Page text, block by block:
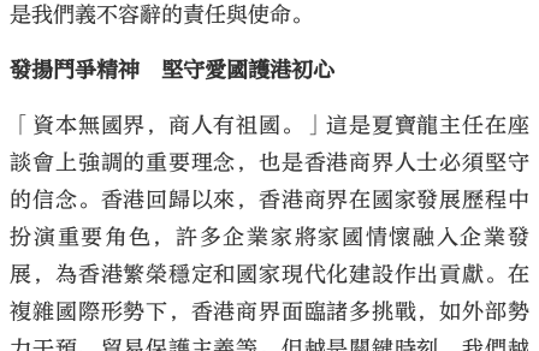
是我們義不容辭的責任與使命。
發揚鬥爭精神 堅守愛國護港初心
「資本無國界，商人有祖國。」這是夏寶龍主任在座
談會上強調的重要理念，也是香港商界人士必須堅守
的信念。香港回歸以來，香港商界在國家發展歷程中
扮演重要角色，許多企業家將家國情懷融入企業發
展，為香港繁榮穩定和國家現代化建設作出貢獻。在
複雜國際形勢下，香港商界面臨諸多挑戰，如外部勢